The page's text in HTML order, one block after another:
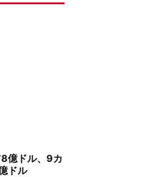
億ドル、9カ
ドル